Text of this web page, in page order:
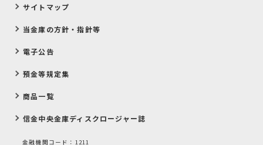
サイトマップ
当金庫の方針・指針等
電子公告
預金等規定集
商品一覧
信金中央金庫ディスクロージャー誌
金融機関コード：1211